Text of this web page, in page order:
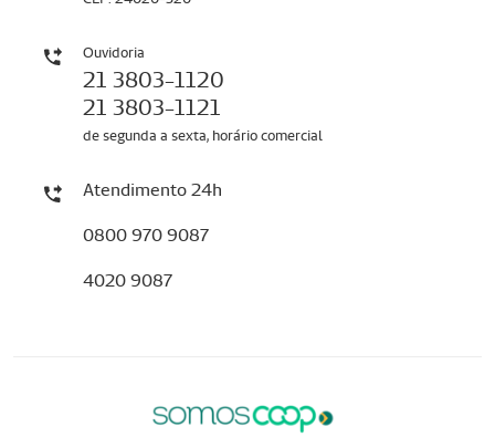
Ouvidoria
21 3803-1120
21 3803-1121
de segunda a sexta, horário comercial
Atendimento 24h
0800 970 9087
4020 9087